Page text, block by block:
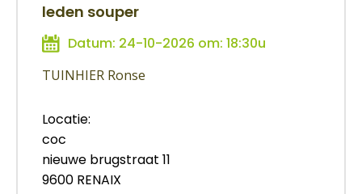
leden souper
Datum: 24-10-2026 om: 18:30u
TUINHIER Ronse
Locatie:
coc
nieuwe brugstraat 11
9600 RENAIX